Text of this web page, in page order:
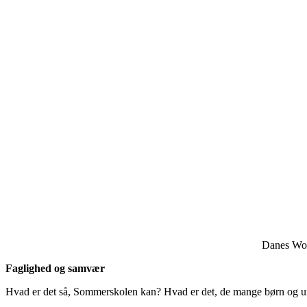
Danes
Faglighed og samvær
Hvad er det så, Sommerskolen kan? Hvad er det, de mange børn og